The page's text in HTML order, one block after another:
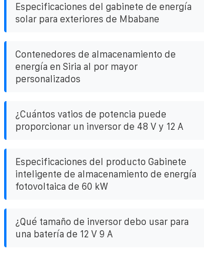
Especificaciones del gabinete de energía
solar para exteriores de Mbabane
Contenedores de almacenamiento de
energía en Siria al por mayor
personalizados
¿Cuántos vatios de potencia puede
proporcionar un inversor de 48 V y 12 A
Especificaciones del producto Gabinete
inteligente de almacenamiento de energía
fotovoltaica de 60 kW
¿Qué tamaño de inversor debo usar para
una batería de 12 V 9 A